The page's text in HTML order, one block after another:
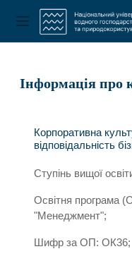
Бокова панель
Інформація про
Корпоративна
відповідальність
Ступінь вищої
Освітня програма
"Менеджмент";
Шифр за ОП: ОК36;